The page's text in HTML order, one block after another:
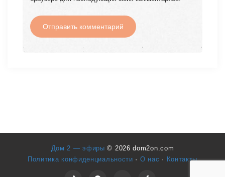
Дом 2 — эфиры© 2026 dom2on.com
Политика конфиденциальности · О нас · Контакты